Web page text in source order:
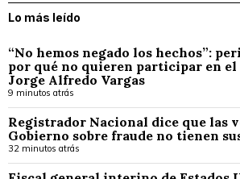
Lo más leído
“No hemos negado los hechos”:
por qué no quieren participar en
Jorge Alfredo Vargas
9 minutos atrás
Registrador Nacional dice que las
Gobierno sobre fraude no tienen
32 minutos atrás